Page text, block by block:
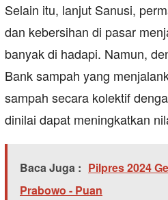
Selain itu, lanjut Sanusi,
dan kebersihan di pasar
banyak di hadapi. Namun,
Bank sampah yang
sampah secara kolektif
dinilai dapat meningkatkan
Baca Juga : Pilpres 2024
Prabowo - Puan